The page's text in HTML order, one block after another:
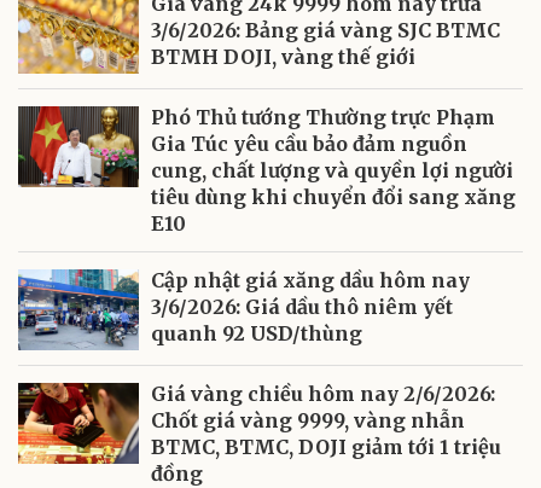
3/6/2026: Bảng giá vàng SJC BTMC
BTMH DOJI, vàng thế giới
Phó Thủ tướng Thường trực Phạm
Gia Túc yêu cầu bảo đảm nguồn
cung, chất lượng và quyền lợi người
tiêu dùng khi chuyển đổi sang xăng
E10
Cập nhật giá xăng dầu hôm nay
3/6/2026: Giá dầu thô niêm yết
quanh 92 USD/thùng
Giá vàng chiều hôm nay 2/6/2026:
Chốt giá vàng 9999, vàng nhẫn
BTMC, BTMC, DOJI giảm tới 1 triệu
đồng